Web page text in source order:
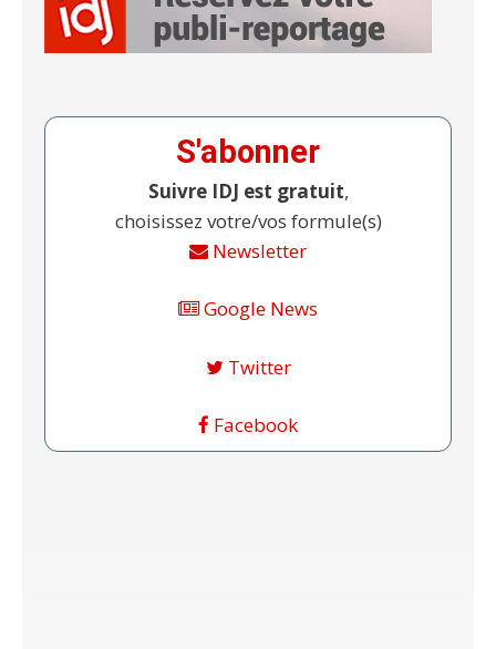
S'abonner
Suivre IDJ est gratuit,
choisissez votre/vos formule(s)
Newsletter
Google News
Twitter
Facebook